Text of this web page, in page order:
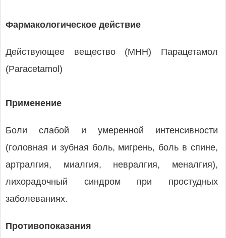
Фармакологическое действие
Действующее вещество (МНН) Парацетамол
(Paracetamol)
Применение
Боли слабой и умеренной интенсивности
(головная и зубная боль, мигрень, боль в спине,
артралгия, миалгия, невралгия, меналгия),
лихорадочный синдром при простудных
заболеваниях.
Противопоказания